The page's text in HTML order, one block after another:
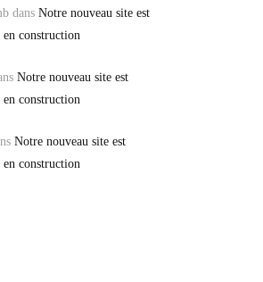
dans Notre nouveau site est
en construction
Notre nouveau site est
en construction
Notre nouveau site est
en construction